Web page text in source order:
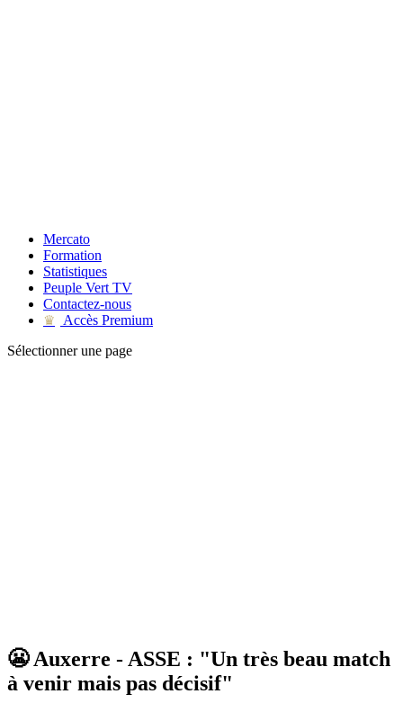
Mercato
Formation
Statistiques
Peuple Vert TV
Contactez-nous
♛
Accès Premium
Sélectionner une page
😬 Auxerre - ASSE : "Un très beau match
à venir mais pas décisif"